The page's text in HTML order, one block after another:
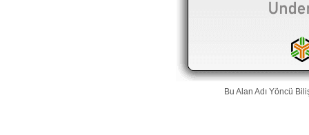
Bu Alan Adı Yöncü